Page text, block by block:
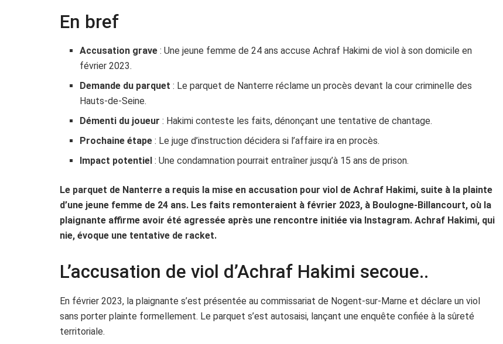
En bref
Accusation grave : Une jeune femme de 24 ans accuse Achraf Hakimi de viol à son domicile en
février 2023.
Demande du parquet : Le parquet de Nanterre réclame un procès devant la cour criminelle des
Hauts-de-Seine.
Démenti du joueur : Hakimi conteste les faits, dénonçant une tentative de chantage.
Prochaine étape : Le juge d’instruction décidera si l’affaire ira en procès.
Impact potentiel : Une condamnation pourrait entraîner jusqu’à 15 ans de prison.
Le parquet de Nanterre a requis la mise en accusation pour viol de Achraf Hakimi, suite à la plainte
d’une jeune femme de 24 ans. Les faits remonteraient à février 2023, à Boulogne-Billancourt, où la
plaignante affirme avoir été agressée après une rencontre initiée via Instagram. Achraf Hakimi, qui
nie, évoque une tentative de racket.
L’accusation de viol d’Achraf Hakimi secoue..
En février 2023, la plaignante s’est présentée au commissariat de Nogent-sur-Marne et déclare un viol
sans porter plainte formellement. Le parquet s’est autosaisi, lançant une enquête confiée à la sûreté
territoriale.